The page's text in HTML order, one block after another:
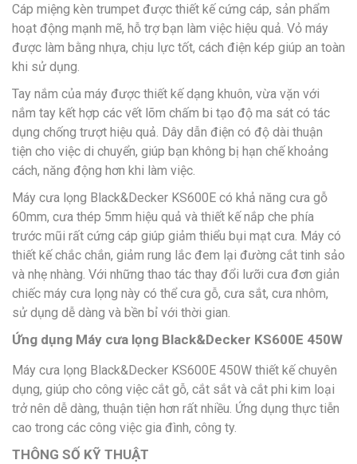
Cáp miệng kèn trumpet được thiết kế cứng cáp, sản phẩm
hoạt động mạnh mẽ, hỗ trợ bạn làm việc hiệu quả. Vỏ máy
được làm bằng nhựa, chịu lực tốt, cách điện kép giúp an toàn
khi sử dụng.
Tay nắm của máy được thiết kế dạng khuôn, vừa vặn với
nắm tay kết hợp các vết lõm chấm bi tạo độ ma sát có tác
dụng chống trượt hiệu quả. Dây dẫn điện có độ dài thuận
tiện cho việc di chuyển, giúp bạn không bị hạn chế khoảng
cách, năng động hơn khi làm việc.
Máy cưa lọng Black&Decker KS600E có khả năng cưa gỗ
60mm, cưa thép 5mm hiệu quả và thiết kế nắp che phía
trước mũi rất cứng cáp giúp giảm thiểu bụi mạt cưa. Máy có
thiết kế chắc chắn, giảm rung lắc đem lại đường cắt tinh sảo
và nhẹ nhàng. Với những thao tác thay đổi lưỡi cưa đơn giản
chiếc máy cưa lọng này có thể cưa gỗ, cưa sắt, cưa nhôm,
sử dụng dễ dàng và bền bỉ với thời gian.
Ứng dụng Máy cưa lọng Black&Decker KS600E 450W
Máy cưa lọng Black&Decker KS600E 450W thiết kế chuyên
dụng, giúp cho công việc cắt gỗ, cắt sắt và cắt phi kim loại
trở nên dễ dàng, thuận tiện hơn rất nhiều. Ứng dụng thực tiễn
cao trong các công việc gia đình, công ty.
THÔNG SỐ KỸ THUẬT